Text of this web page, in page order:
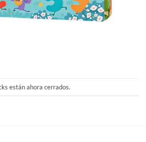
están ahora cerrados.